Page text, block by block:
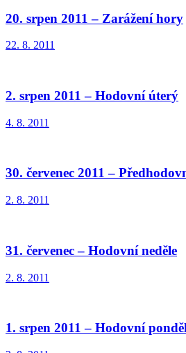
20. srpen 2011 – Zarážení hory
22. 8. 2011
2. srpen 2011 – Hodovní úterý
4. 8. 2011
30. červenec 2011 –
2. 8. 2011
31. červenec – Hodovní neděle
2. 8. 2011
1. srpen 2011 – Hodovní